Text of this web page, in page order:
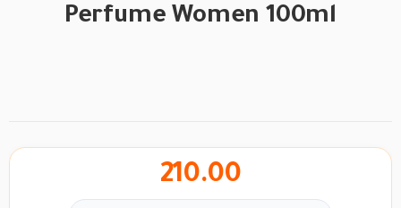
Perfume Women 100ml
210.00